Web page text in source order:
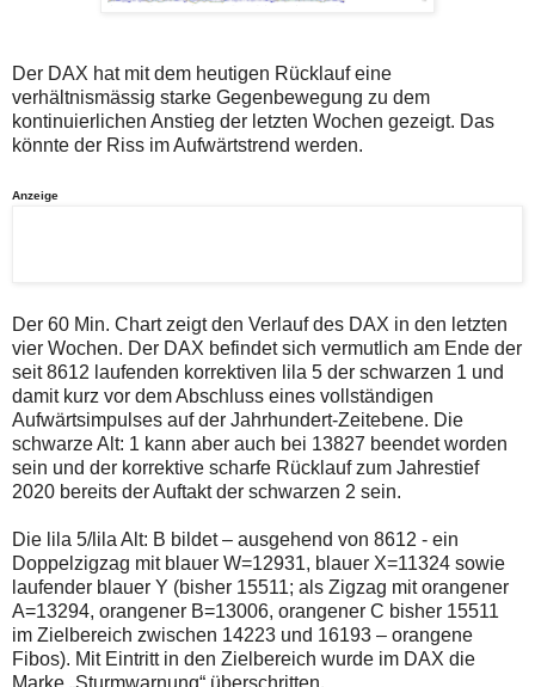
die
Netiquette
oder
ein
Missbrauch
sein.
oder
Ihre
Internetverbindung
und
versuchen
Sie
es
zu
einem
späteren
einmal.
Sollte
das
Problem
weiterbestehen
bitte
ich
um
Alternativ
Post
auch
auf
der
Plattform
verfügbar.
Der DAX hat mit dem heutigen Rücklauf eine
verhältnismässig starke Gegenbewegung zu dem
kontinuierlichen Anstieg der letzten Wochen gezeigt. Das
könnte der Riss im Aufwärtstrend werden.
Anzeige
Der 60 Min. Chart zeigt den Verlauf des DAX in den letzten
vier Wochen. Der DAX befindet sich vermutlich am Ende der
seit 8612 laufenden korrektiven lila 5 der schwarzen 1 und
damit kurz vor dem Abschluss eines vollständigen
Aufwärtsimpulses auf der Jahrhundert-Zeitebene. Die
schwarze Alt: 1 kann aber auch bei 13827 beendet worden
sein und der korrektive scharfe Rücklauf zum Jahrestief
2020 bereits der Auftakt der schwarzen 2 sein.
Die lila 5/lila Alt: B bildet – ausgehend von 8612 - ein
Doppelzigzag mit blauer W=12931, blauer X=11324 sowie
laufender blauer Y (bisher 15511; als Zigzag mit orangener
A=13294, orangener B=13006, orangener C bisher 15511
im Zielbereich zwischen 14223 und 16193 – orangene
Fibos). Mit Eintritt in den Zielbereich wurde im DAX die